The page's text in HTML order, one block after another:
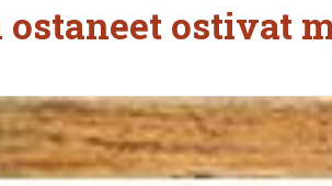
ostivat